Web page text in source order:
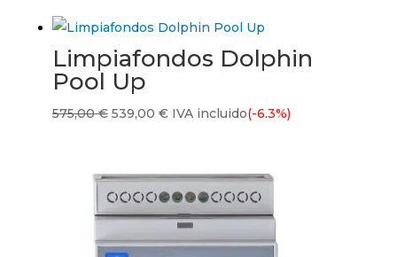
326,00 €.
es:
230,00 €.
Limpiafondos Dolphin
Pool Up
575,00€ El
era:
575,00 €.
539,00 €El
es:
539,00 €.
IVA incluido(-6.3%)